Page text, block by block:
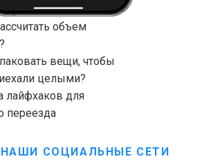
объем
вещи, чтобы
целыми?
лайфхаков для
переезда
СОЦИАЛЬНЫЕ СЕТИ